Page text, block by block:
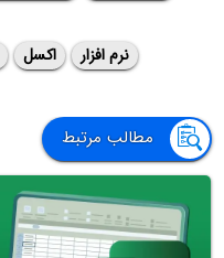
نرم افزار اکسل
مطالب مرتبط